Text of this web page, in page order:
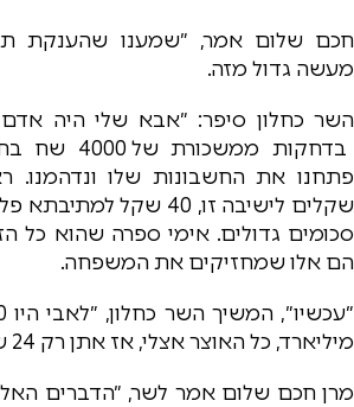
חכם שלום אמר, ״שמענו שהענקת
מעשה גדול מזה.
השר כחלון סיפר: ״אבא שלי היה
בדחקות
שקלים לישיבה זו, 40 שקל
סכומים גדולים. אימי ספרה שהוא כל
הם אלו שמחזיקים את המשפחה.
מיליארד, כל האוצר אצלי, אז אתן רק 24 שח? אתן 80 מיליון״.
מרן חכם שלום אמר לשר, ״הדברים